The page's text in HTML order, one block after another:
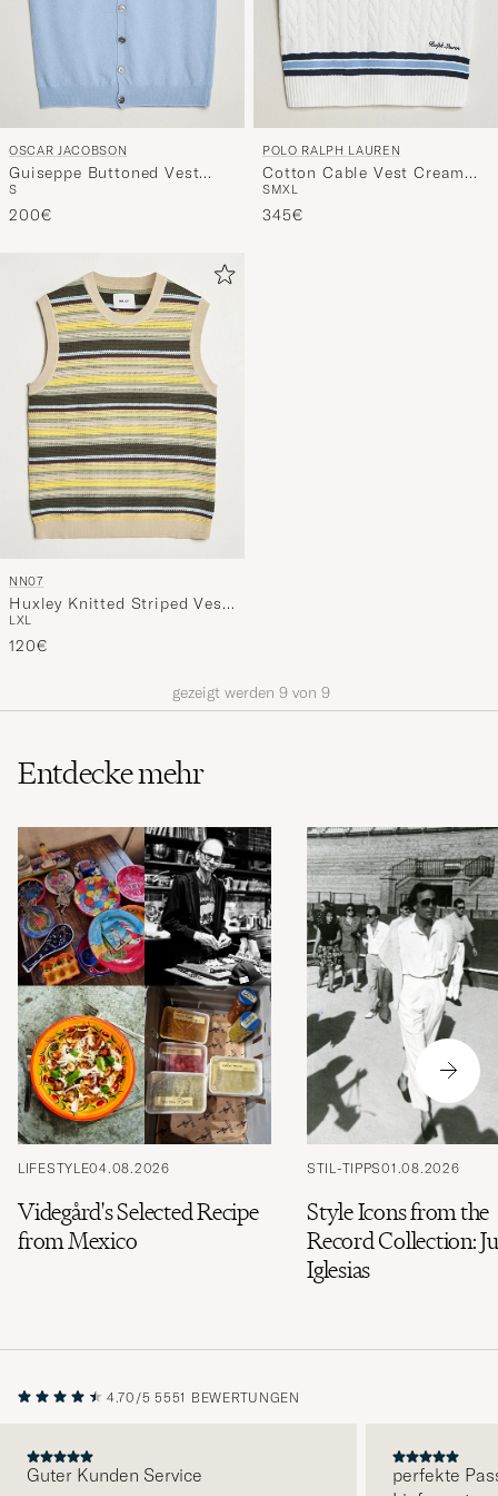
OSCAR JACOBSON
Guiseppe Buttoned Vest
Light Blue
S
200€
POLO RALPH LAUREN
Cotton Cable Vest Cream
Combo
SMXL
345€
NN07
Huxley Knitted Striped Vest
Multi
LXL
120€
gezeigt werden 9 von 9
Entdecke mehr
LIFESTYLE04.08.2026
Videgård's Selected Recipe
from Mexico
STIL-TIPPS01.08.2026
Style Icons from the
Record Collection:
Iglesias
4.70/5 5551 BEWERTUNGEN
Guter Kunden Service
perfekte